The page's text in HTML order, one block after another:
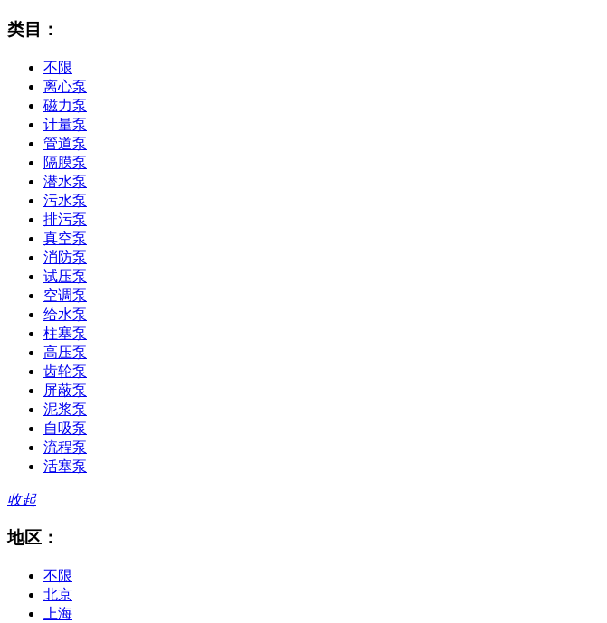
类目：
不限
离心泵
磁力泵
计量泵
管道泵
隔膜泵
潜水泵
污水泵
排污泵
真空泵
消防泵
试压泵
空调泵
给水泵
柱塞泵
高压泵
齿轮泵
屏蔽泵
泥浆泵
自吸泵
流程泵
活塞泵
收起
地区：
不限
北京
上海